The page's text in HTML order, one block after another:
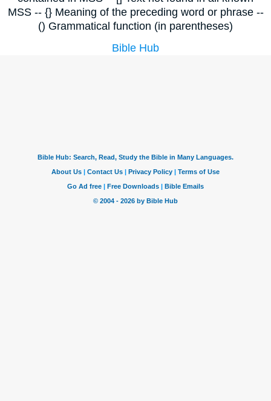
MSS -- {} Meaning of the preceding word or phrase --
() Grammatical function (in parentheses)
Bible Hub